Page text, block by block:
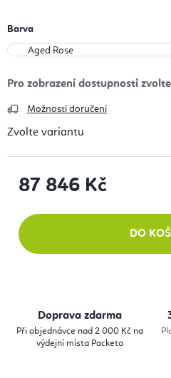
Barva
Možnosti doručení
Zvolte variantu
87 846 Kč
DO
Doprava zdarma
Při objednávce nad 2 000 Kč na
výdejní místa Packeta